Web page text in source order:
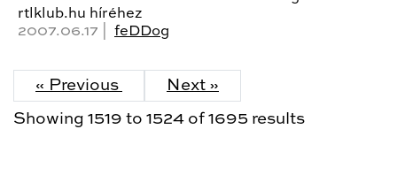
rtlklub.hu híréhez
2007.06.17 | feDDog
« Previous Next »
Showing 1519 to 1524 of 1695 results